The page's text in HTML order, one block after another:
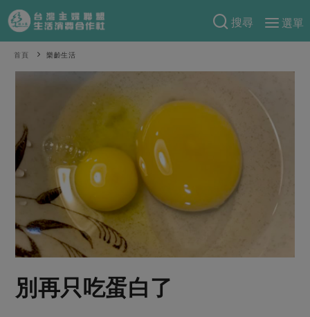
搜尋
選單
產品分類
當令水果
芽苗類 蕈菇類
辛香料類
奶蛋豆・五穀
蛋
豆製品
肉品・水產
米食
麵食
常備菜
蛋料理
預購活動
把最好的台灣味帶回家！
防災用品預購圓滿結束
2026年端午節預購圓滿結束
更多預購活動
當季產品
綠主張
觀點文章
一籃菜真心話
社內大小事
樂齡生活
關於合作社
認識合作社
關於我們
合作社組織
員工與求才
重要公告
首頁 樂齡生活
別再只吃蛋白了